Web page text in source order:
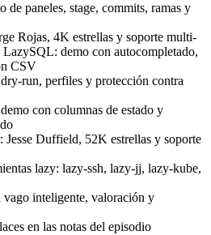
paneles, stage, commits, ramas y
Rojas, 4K estrellas y soporte multi-
demo con autocompletado,
CSV
run, perfiles y protección contra
con columnas de estado y
Duffield, 52K estrellas y soporte
lazy: lazy-ssh, lazy-jj, lazy-kube,
inteligente, valoración y
en las notas del episodio